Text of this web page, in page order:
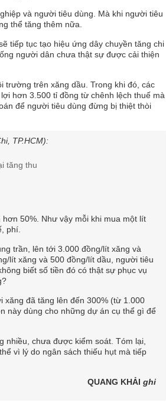
và người tiêu dùng. Mà khi người tiêu
thể tăng thêm nữa.
tiếp tục tạo hiệu ứng dây chuyền tăng chi
người dân chưa thật sự được cải thiện
trường trên xăng dầu. Trong khi đó, các
hơn 3.500 tỉ đồng từ chênh lệch thuế mà
để người tiêu dùng đừng bị thiệt thòi
TP.HCM):
50%. Như vậy mỗi khi mua một lít
phí.
trần, lên tới 3.000 đồng/lít xăng và
lít xăng và 500 đồng/lít dầu, người tiêu
biết số tiền đó có thật sự phục vụ
xăng đã tăng lên đến 300% (từ 1.000
này dùng cho những dự án cụ thể gì để
nhiều, chưa được kiểm soát. Tóm lại,
vì lý do ngân sách thiếu hụt mà tiếp
QUANG KHẢIghi